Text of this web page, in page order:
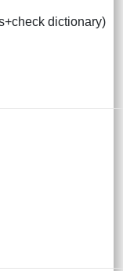
dictionary)